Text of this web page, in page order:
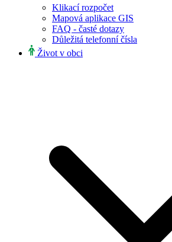
Klikací rozpočet
Mapová aplikace GIS
FAQ - časté dotazy
Důležitá telefonní čísla
Život v obci